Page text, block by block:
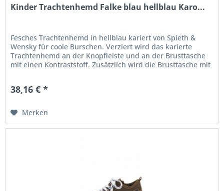
Kinder Trachtenhemd Falke blau hellblau Karo...
Fesches Trachtenhemd in hellblau kariert von Spieth &
Wensky für coole Burschen. Verziert wird das karierte
Trachtenhemd an der Knopfleiste und an der Brusttasche
mit einen Kontraststoff. Zusätzlich wird die Brusttasche mit
38,16 € *
Merken